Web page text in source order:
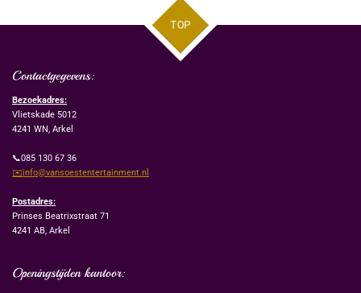
TOP
Contactgegevens:
Bezoekadres:
Vlietskade 5012
4241 WN, Arkel
📞085 130 67 36
✉️info@vansoestentertainment.nl
Postadres:
Prinses Beatrixstraat 71
4241 AB, Arkel
Openingstijden kantoor: